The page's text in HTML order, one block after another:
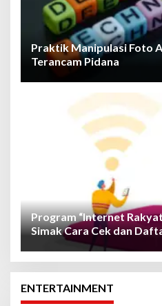
Praktik Manipulasi Foto
Terancam Pidana
Program “Internet
Simak Cara Cek dan
ENTERTAINMENT